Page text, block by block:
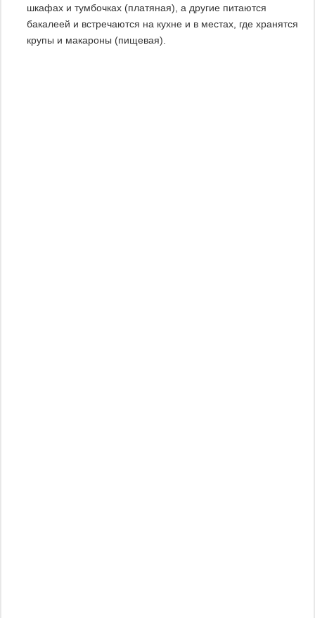
шкафах и тумбочках (платяная), а другие питаются
бакалеей и встречаются на кухне и в местах, где хранятся
крупы и макароны (пищевая).